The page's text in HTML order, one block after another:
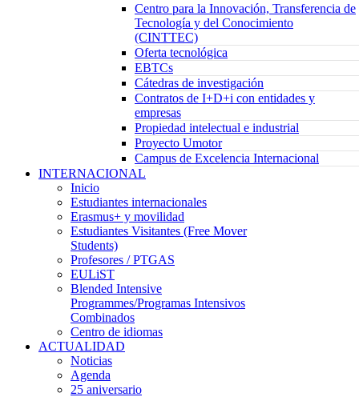
Centro para la Innovación, Transferencia de
Tecnología y del Conocimiento
(CINTTEC)
Oferta tecnológica
EBTCs
Cátedras de investigación
Contratos de I+D+i con entidades y
empresas
Propiedad intelectual e industrial
Proyecto Umotor
Campus de Excelencia Internacional
INTERNACIONAL
Inicio
Estudiantes internacionales
Erasmus+ y movilidad
Estudiantes Visitantes (Free Mover
Students)
Profesores / PTGAS
EULiST
Blended Intensive
Programmes/Programas Intensivos
Combinados
Centro de idiomas
ACTUALIDAD
Noticias
Agenda
25 aniversario